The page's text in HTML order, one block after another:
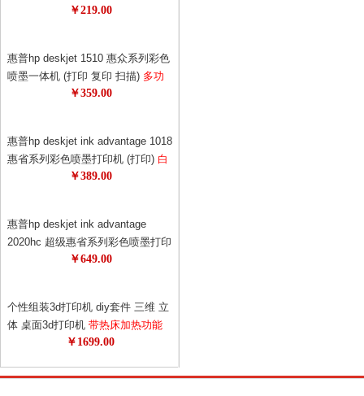
￥219.00
惠普hp deskjet 1510 惠众系列彩色
喷墨一体机 (打印 复印 扫描) 多功
能，一机多用，耗材更省！1050升
￥359.00
惠普hp deskjet ink advantage 1018
惠省系列彩色喷墨打印机 (打印) 白
色外观，更美观！打印机也可以时
￥389.00
惠普hp deskjet ink advantage
2020hc 超级惠省系列彩色喷墨打印
惠普超级惠省系列打印机！78元
￥649.00
个性组装3d打印机 diy套件 三维 立
体 桌面3d打印机 带热床加热功能
超值精品 极客必备 3d专享月特供
￥1699.00